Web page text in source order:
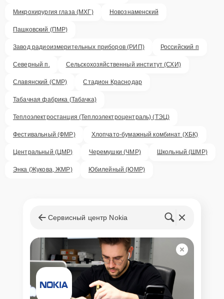
Микрохирургия глаза (МХГ) Новознаменский
Пашковский (ПМР)
Завод радиоизмерительных приборов (РИП) Российский п
Северный п. Сельскохозяйственный институт (СХИ)
Славянский (СМР) Стадион Краснодар
Табачная фабрика (Табачка)
Теплоэлектростанция (Теплоэлектроцентраль) (ТЭЦ)
Фестивальный (ФМР) Хлопчато-бумажный комбинат (ХБК)
Центральный (ЦМР) Черемушки (ЧМР) Школьный (ШМР)
Энка (Жукова, ЖМР) Юбилейный (ЮМР)
Сервисный центр Nokia